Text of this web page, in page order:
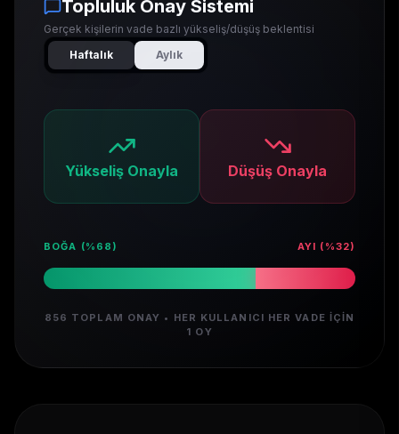
Topluluk Onay Sistemi
Gerçek kişilerin vade bazlı yükseliş/düşüş beklentisi
Haftalık
Aylık
Yükseliş Onayla Düşüş Onayla
BOĞA (% 68 ) AYI (%32)
856 TOPLAM ONAY • HER KULLANICI HER VADE İÇIN
1 OY